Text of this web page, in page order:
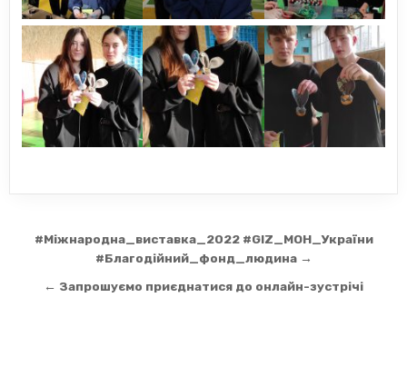
Навігація
записів
#Міжнародна_виставка_2022 #GIZ_МОН_України
#Благодійний_фонд_людина →
← Запрошуємо приєднатися до онлайн-зустрічі